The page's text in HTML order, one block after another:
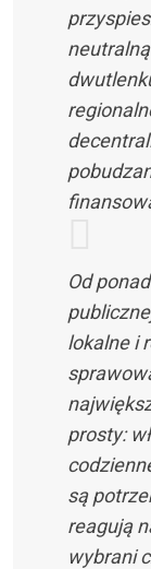
Od
lokalne i
prosty:
są
reagują
wybrani